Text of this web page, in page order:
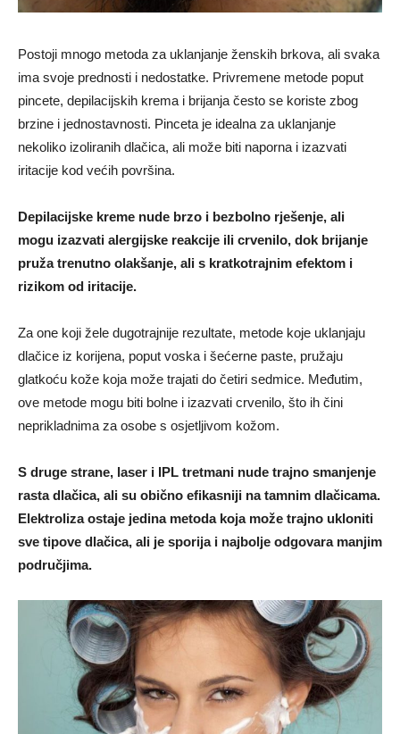
Postoji mnogo metoda za uklanjanje ženskih brkova, ali svaka
ima svoje prednosti i nedostatke. Privremene metode poput
pincete, depilacijskih krema i brijanja često se koriste zbog
brzine i jednostavnosti. Pinceta je idealna za uklanjanje
nekoliko izoliranih dlačica, ali može biti naporna i izazvati
iritacije kod većih površina.
Depilacijske kreme nude brzo i bezbolno rješenje, ali
mogu izazvati alergijske reakcije ili crvenilo, dok brijanje
pruža trenutno olakšanje, ali s kratkotrajnim efektom i
rizikom od iritacije.
Za one koji žele dugotrajnije rezultate, metode koje uklanjaju
dlačice iz korijena, poput voska i šećerne paste, pružaju
glatkoću kože koja može trajati do četiri sedmice. Međutim,
ove metode mogu biti bolne i izazvati crvenilo, što ih čini
neprikladnima za osobe s osjetljivom kožom.
S druge strane, laser i IPL tretmani nude trajno smanjenje
rasta dlačica, ali su obično efikasniji na tamnim dlačicama.
Elektroliza ostaje jedina metoda koja može trajno ukloniti
sve tipove dlačica, ali je sporija i najbolje odgovara manjim
područjima.